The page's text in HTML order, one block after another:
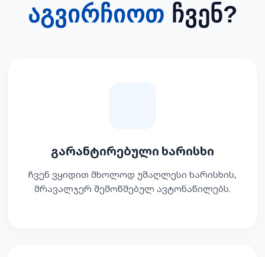
ᲐᲒᲕᲘᲠᲩᲘᲝᲗ ᲩᲕᲔᲜ?
გარანტირებული ხარისხი
ჩვენ ვყიდით მხოლოდ უმაღლესი ხარისხის,
მრავალჯერ შემოწმებულ ავტონაწილებს.